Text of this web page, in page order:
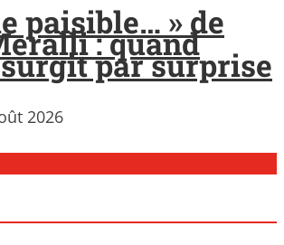
paisible… » de
: quand
surgit par surprise
2026